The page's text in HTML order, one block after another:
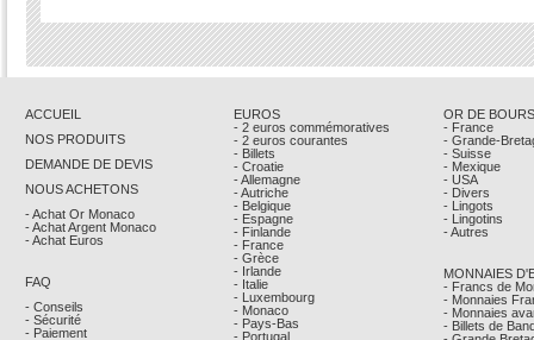
ACCUEIL
NOS PRODUITS
DEMANDE DE DEVIS
NOUS ACHETONS
- Achat Or Monaco
- Achat Argent Monaco
- Achat Euros
FAQ
- Conseils
- Sécurité
- Paiement
EUROS
- 2 euros commémoratives
- 2 euros courantes
- Billets
- Croatie
- Allemagne
- Autriche
- Belgique
- Espagne
- Finlande
- France
- Grèce
- Irlande
- Italie
- Luxembourg
- Monaco
- Pays-Bas
- Portugal
OR DE
- France
- Grande-
- Suisse
- Mexique
- USA
- Divers
- Lingots
- Lingotins
- Autres
MONNAIES
- Francs de
- Monnaies
- Monnaies
- Billets de